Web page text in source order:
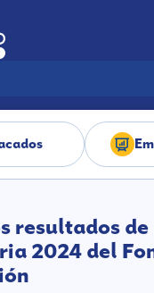
resultados de
2024 del